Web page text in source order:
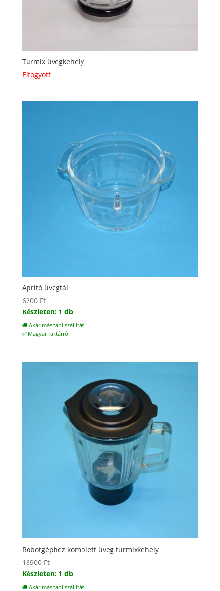
Turmix üvegkehely
Elfogyott
Aprító üvegtál
6200 Ft
Készleten: 1 db
🚚 Akár másnapi szállítás
✅ Magyar raktárról
Robotgéphez komplett üveg turmixkehely
18900 Ft
Készleten: 1 db
🚚 Akár másnapi szállítás